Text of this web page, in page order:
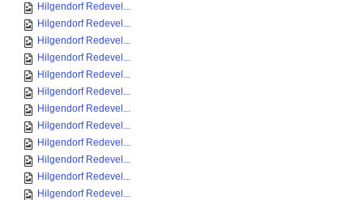
Hilgendorf Redevel...
Hilgendorf Redevel...
Hilgendorf Redevel...
Hilgendorf Redevel...
Hilgendorf Redevel...
Hilgendorf Redevel...
Hilgendorf Redevel...
Hilgendorf Redevel...
Hilgendorf Redevel...
Hilgendorf Redevel...
Hilgendorf Redevel...
Hilgendorf Redevel...